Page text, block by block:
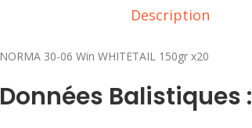
Description
NORMA 30-06 Win WHITETAIL 150gr x20
Données Balistiques :